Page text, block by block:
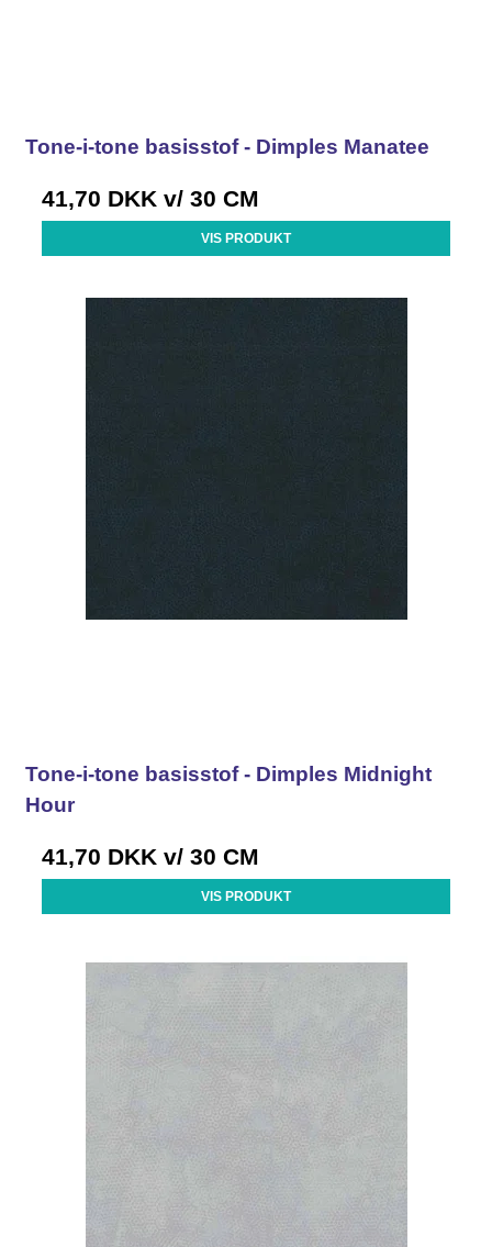
Tone-i-tone basisstof - Dimples Manatee
41,70 DKK v/ 30 CM
VIS PRODUKT
Tone-i-tone basisstof - Dimples Midnight
Hour
41,70 DKK v/ 30 CM
VIS PRODUKT